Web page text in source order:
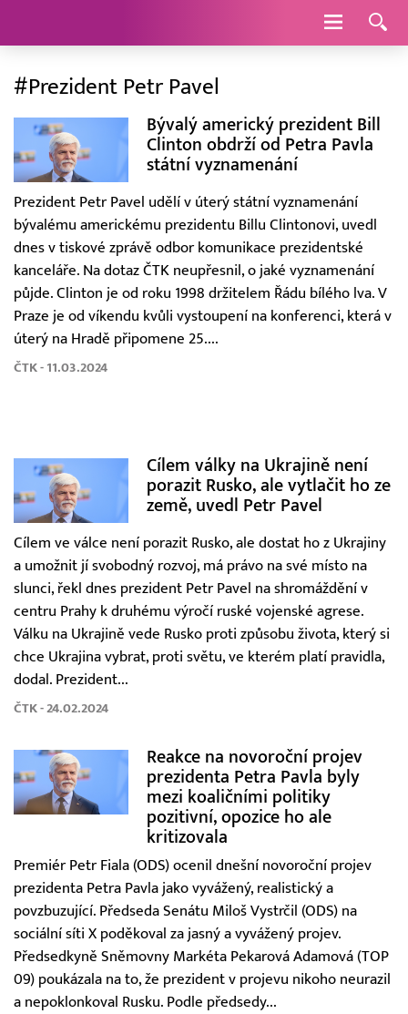
Navigace
#Prezident Petr Pavel
Bývalý americký prezident Bill
Clinton obdrží od Petra Pavla
státní vyznamenání
Prezident Petr Pavel udělí v úterý státní vyznamenání
bývalému americkému prezidentu Billu Clintonovi, uvedl
dnes v tiskové zprávě odbor komunikace prezidentské
kanceláře. Na dotaz ČTK neupřesnil, o jaké vyznamenání
půjde. Clinton je od roku 1998 držitelem Řádu bílého lva. V
Praze je od víkendu kvůli vystoupení na konferenci, která v
úterý na Hradě připomene 25....
ČTK - 11.03.2024
Cílem války na Ukrajině není
porazit Rusko, ale vytlačit ho ze
země, uvedl Petr Pavel
Cílem ve válce není porazit Rusko, ale dostat ho z Ukrajiny
a umožnit jí svobodný rozvoj, má právo na své místo na
slunci, řekl dnes prezident Petr Pavel na shromáždění v
centru Prahy k druhému výročí ruské vojenské agrese.
Válku na Ukrajině vede Rusko proti způsobu života, který si
chce Ukrajina vybrat, proti světu, ve kterém platí pravidla,
dodal. Prezident...
ČTK - 24.02.2024
Reakce na novoroční projev
prezidenta Petra Pavla byly
mezi koaličními politiky
pozitivní, opozice ho ale
kritizovala
Premiér Petr Fiala (ODS) ocenil dnešní novoroční projev
prezidenta Petra Pavla jako vyvážený, realistický a
povzbuzující. Předseda Senátu Miloš Vystrčil (ODS) na
sociální síti X poděkoval za jasný a vyvážený projev.
Předsedkyně Sněmovny Markéta Pekarová Adamová (TOP
09) poukázala na to, že prezident v projevu nikoho neurazil
a nepoklonkoval Rusku. Podle předsedy...